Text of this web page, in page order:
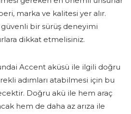
marka ve kalitesi yer alır.
güvenli bir sürüş deneyimi
dikkat etmelisiniz.
Accent aküsü ile ilgili doğru
adımları atabilmesi için bu
Doğru akü ile hem araç
hem de daha az arıza ile